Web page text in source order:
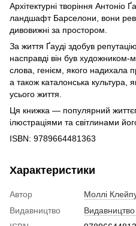
Архітектурні творіння Антоніо
ландшафт Барселони, вони
дивовижні за простором.
За життя Ґауді здобув
насправді він був
слова, генієм, якого надихала
а також каталонська культура,
усього життя.
Ця книжка — популярний
ілюстраціями та світлинами
ISBN: 9789664481363
Характеристики
Автор
Моллі
Видавництво